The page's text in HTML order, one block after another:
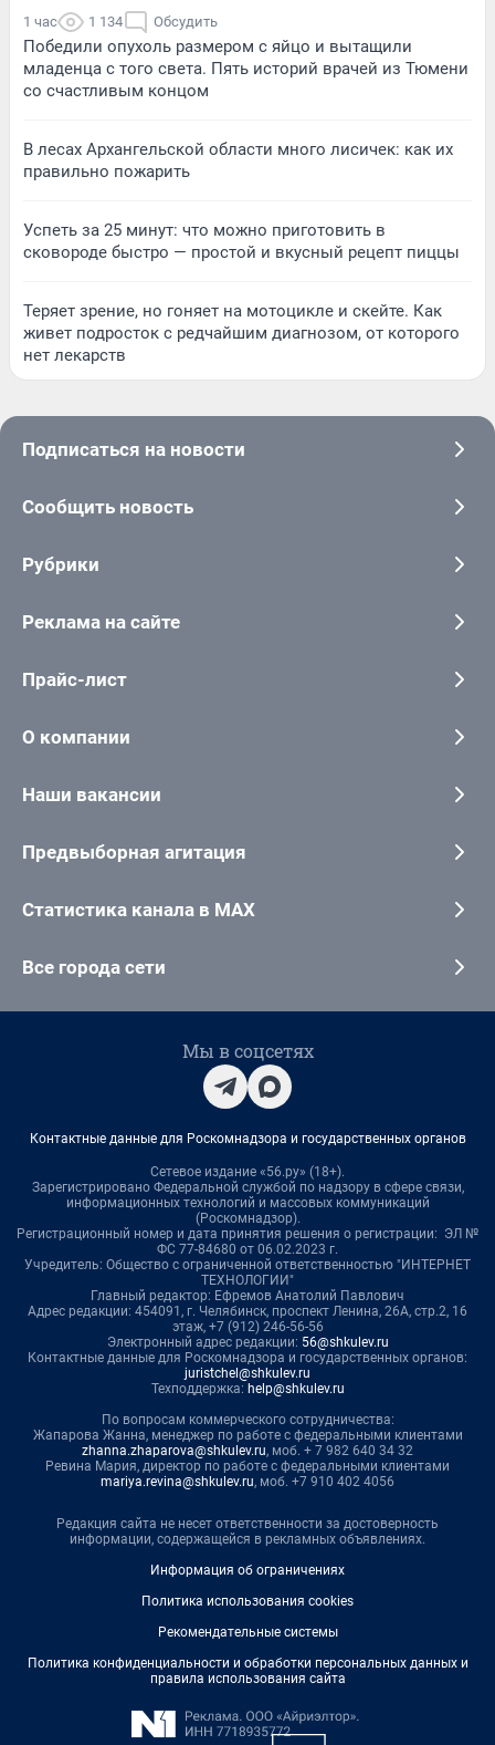
1 час 1 134 Обсудить
Победили опухоль размером с яйцо и вытащили
младенца с того света. Пять историй врачей из Тюмени
со счастливым концом
В лесах Архангельской области много лисичек: как их
правильно пожарить
Успеть за 25 минут: что можно приготовить в
сковороде быстро — простой и вкусный рецепт пиццы
Теряет зрение, но гоняет на мотоцикле и скейте. Как
живет подросток с редчайшим диагнозом, от которого
нет лекарств
Подписаться на новости
Сообщить новость
Рубрики
Реклама на сайте
Прайс-лист
О компании
Наши вакансии
Предвыборная агитация
Статистика канала в MAX
Все города сети
Мы в соцсетях
Контактные данные для Роскомнадзора и государственных органов
Сетевое издание «56.ру» (18+).
Зарегистрировано Федеральной службой по надзору в сфере связи,
информационных технологий и массовых коммуникаций
(Роскомнадзор).
Регистрационный номер и дата принятия решения о регистрации: ЭЛ №
ФС 77-84680 от 06.02.2023 г.
Учредитель: Общество с ограниченной ответственностью "ИНТЕРНЕТ
ТЕХНОЛОГИИ"
Главный редактор: Ефремов Анатолий Павлович
Адрес редакции: 454091, г. Челябинск, проспект Ленина, 26А, стр.2, 16
этаж, +7 (912) 246-56-56
Электронный адрес редакции: 56@shkulev.ru
Контактные данные для Роскомнадзора и государственных органов:
juristchel@shkulev.ru
Техподдержка: help@shkulev.ru
По вопросам коммерческого сотрудничества:
Жапарова Жанна, менеджер по работе с федеральными клиентами
zhanna.zhaparova@shkulev.ru, моб. + 7 982 640 34 32
Ревина Мария, директор по работе с федеральными клиентами
mariya.revina@shkulev.ru, моб. +7 910 402 4056
Редакция сайта не несет ответственности за достоверность
информации, содержащейся в рекламных объявлениях.
Информация об ограничениях
Политика использования cookies
Рекомендательные системы
Политика конфиденциальности и обработки персональных данных и
правила использования сайта